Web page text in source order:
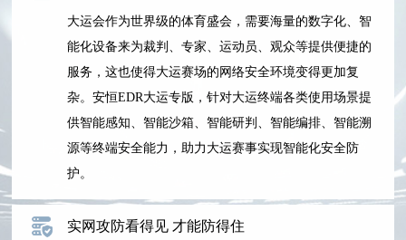
大运会作为世界级的体育盛会，需要海量的数字化、智
能化设备来为裁判、专家、运动员、观众等提供便捷的
服务，这也使得大运赛场的网络安全环境变得更加复
杂。安恒EDR大运专版，针对大运终端各类使用场景提
供智能感知、智能沙箱、智能研判、智能编排、智能溯
源等终端安全能力，助力大运赛事实现智能化安全防
护。
实网攻防看得见 才能防得住